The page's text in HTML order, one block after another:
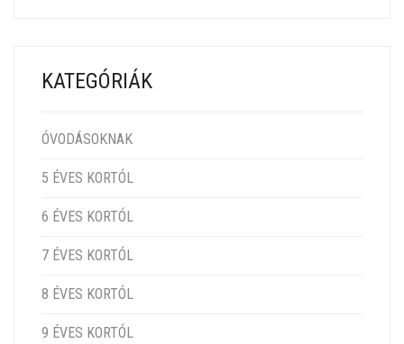
KATEGÓRIÁK
ÓVODÁSOKNAK
5 ÉVES KORTÓL
6 ÉVES KORTÓL
7 ÉVES KORTÓL
8 ÉVES KORTÓL
9 ÉVES KORTÓL